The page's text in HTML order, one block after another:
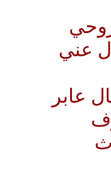
عني
عابر